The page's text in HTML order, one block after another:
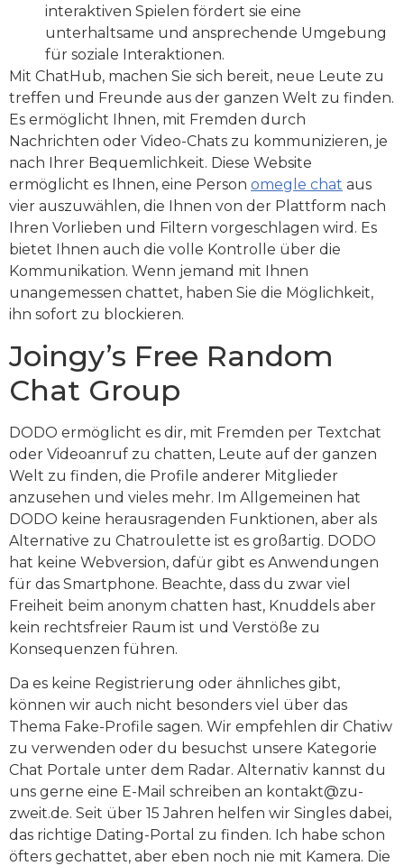
interaktiven Spielen fördert sie eine
unterhaltsame und ansprechende Umgebung
für soziale Interaktionen.
Mit ChatHub, machen Sie sich bereit, neue Leute zu
treffen und Freunde aus der ganzen Welt zu finden.
Es ermöglicht Ihnen, mit Fremden durch
Nachrichten oder Video-Chats zu kommunizieren, je
nach Ihrer Bequemlichkeit. Diese Website
ermöglicht es Ihnen, eine Person omegle chat aus
vier auszuwählen, die Ihnen von der Plattform nach
Ihren Vorlieben und Filtern vorgeschlagen wird. Es
bietet Ihnen auch die volle Kontrolle über die
Kommunikation. Wenn jemand mit Ihnen
unangemessen chattet, haben Sie die Möglichkeit,
ihn sofort zu blockieren.
Joingy’s Free Random
Chat Group
DODO ermöglicht es dir, mit Fremden per Textchat
oder Videoanruf zu chatten, Leute auf der ganzen
Welt zu finden, die Profile anderer Mitglieder
anzusehen und vieles mehr. Im Allgemeinen hat
DODO keine herausragenden Funktionen, aber als
Alternative zu Chatroulette ist es großartig. DODO
hat keine Webversion, dafür gibt es Anwendungen
für das Smartphone. Beachte, dass du zwar viel
Freiheit beim anonym chatten hast, Knuddels aber
kein rechtsfreier Raum ist und Verstöße zu
Konsequenzen führen.
Da es keine Registrierung oder ähnliches gibt,
können wir auch nicht besonders viel über das
Thema Fake-Profile sagen. Wir empfehlen dir Chatiw
zu verwenden oder du besuchst unsere Kategorie
Chat Portale unter dem Radar. Alternativ kannst du
uns gerne eine E-Mail schreiben an kontakt@zu-
zweit.de. Seit über 15 Jahren helfen wir Singles dabei,
das richtige Dating-Portal zu finden. Ich habe schon
öfters gechattet, aber eben noch nie mit Kamera. Die